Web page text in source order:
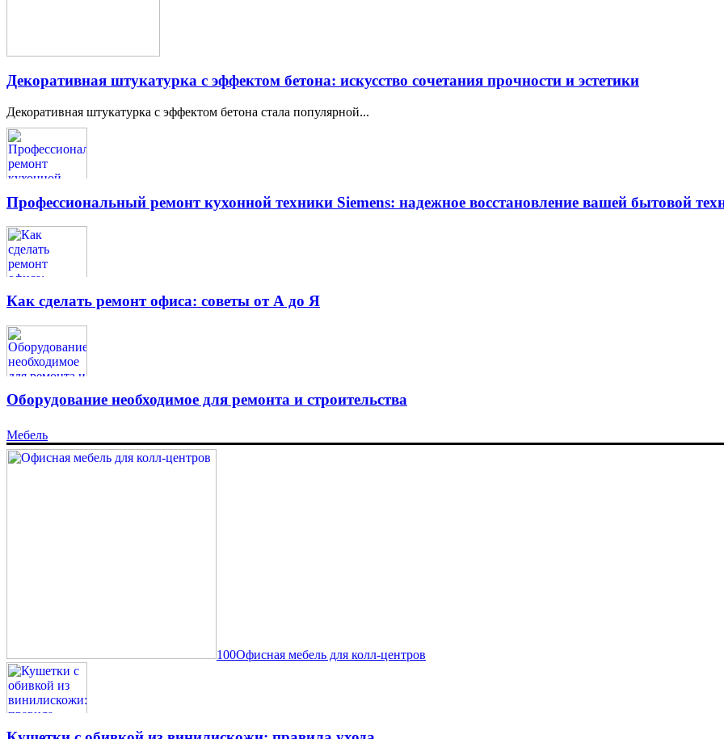
Декоративная штукатурка с эффектом бетона: искусство сочетания прочности и эстетики
Декоративная штукатурка с эффектом бетона стала популярной...
Профессиональный ремонт кухонной техники Siemens: надежное восстановление вашей бытовой
Как сделать ремонт офиса: советы от А до Я
Оборудование необходимое для ремонта и строительства
Мебель
100Офисная мебель для колл-центров